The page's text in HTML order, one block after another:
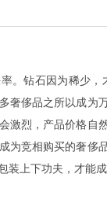
。钻石因为稀少
奢侈品之所以成
激烈，产品价格
为竞相购买的奢
装上下功夫，才能